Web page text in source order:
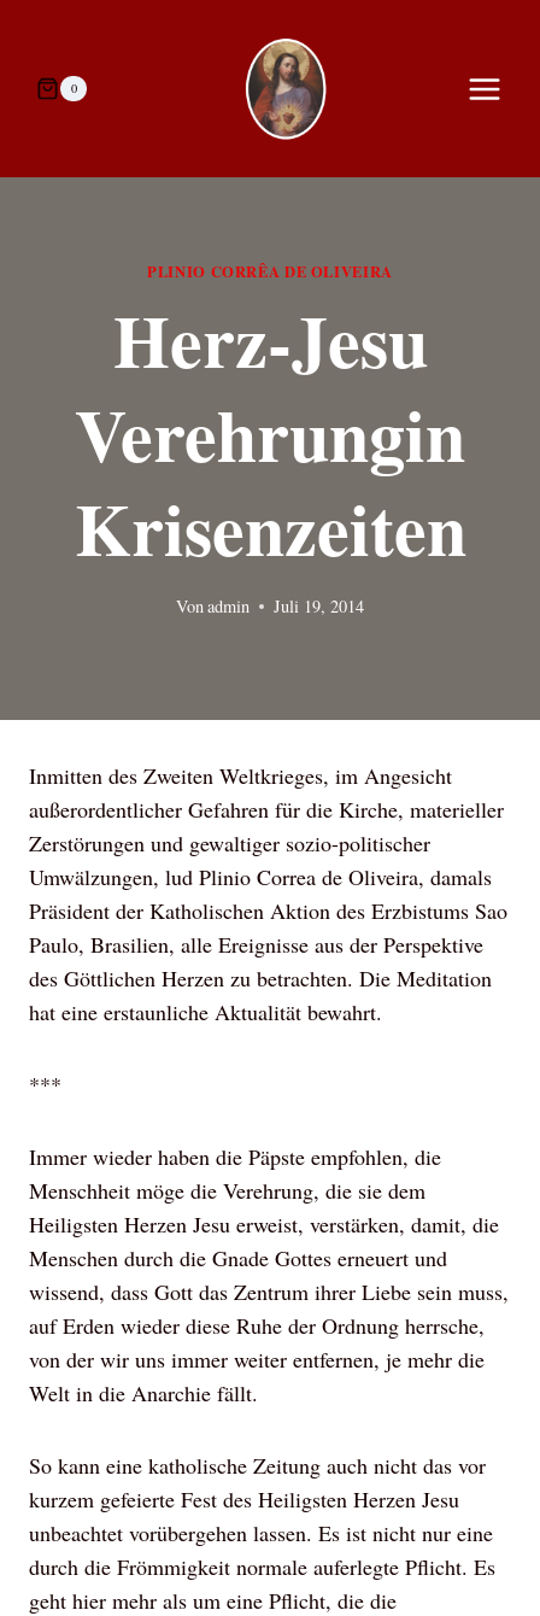
springen0
PLINIO CORRÊA DE OLIVEIRA
Herz-Jesu
Verehrungin
Krisenzeiten
Vonadmin Juli 19, 2014
Inmitten des Zweiten Weltkrieges, im Angesicht
außerordentlicher Gefahren für die Kirche, materieller
Zerstörungen und gewaltiger sozio-politischer
Umwälzungen, lud Plinio Correa de Oliveira, damals
Präsident der Katholischen Aktion des Erzbistums Sao
Paulo, Brasilien, alle Ereignisse aus der Perspektive
des Göttlichen Herzen zu betrachten. Die Meditation
hat eine erstaunliche Aktualität bewahrt.
***
Immer wieder haben die Päpste empfohlen, die
Menschheit möge die Verehrung, die sie dem
Heiligsten Herzen Jesu erweist, verstärken, damit, die
Menschen durch die Gnade Gottes erneuert und
wissend, dass Gott das Zentrum ihrer Liebe sein muss,
auf Erden wieder diese Ruhe der Ordnung herrsche,
von der wir uns immer weiter entfernen, je mehr die
Welt in die Anarchie fällt.
So kann eine katholische Zeitung auch nicht das vor
kurzem gefeierte Fest des Heiligsten Herzen Jesu
unbeachtet vorübergehen lassen. Es ist nicht nur eine
durch die Frömmigkeit normale auferlegte Pflicht. Es
geht hier mehr als um eine Pflicht, die die